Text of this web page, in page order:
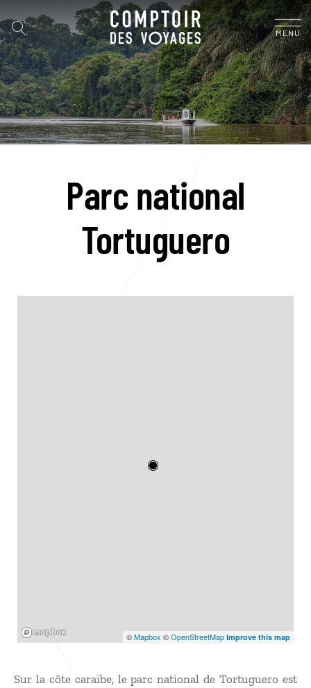
MENU
Parc national
Tortuguero
©Mapbox ©OpenStreetMap Improve this map
Sur la côte caraïbe, le parc national de Tortuguero est